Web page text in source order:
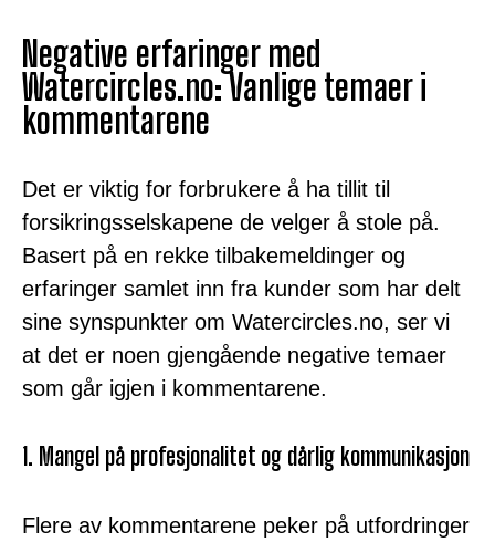
Negative erfaringer med
Watercircles.no: Vanlige temaer i
kommentarene
Det er viktig for forbrukere å ha tillit til
forsikringsselskapene de velger å stole på.
Basert på en rekke tilbakemeldinger og
erfaringer samlet inn fra kunder som har delt
sine synspunkter om Watercircles.no, ser vi
at det er noen gjengående negative temaer
som går igjen i kommentarene.
1. Mangel på profesjonalitet og dårlig kommunikasjon
Flere av kommentarene peker på utfordringer